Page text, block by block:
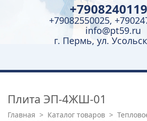
+79082550025,
info@pt59.ru
г. Пермь, ул.
Плита ЭП-4ЖШ-01
Главная > Каталог товаров >